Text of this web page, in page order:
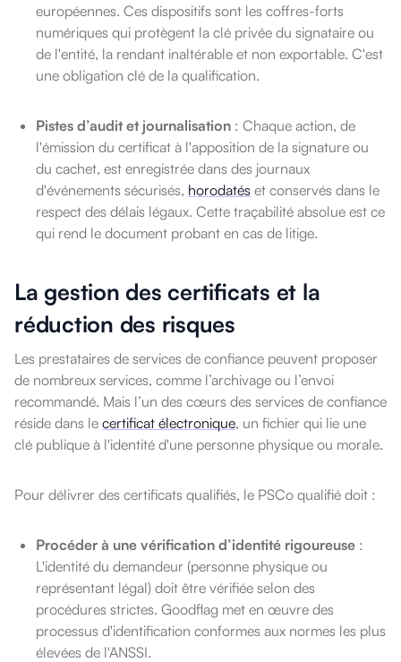
européennes. Ces dispositifs sont les coffres-forts
numériques qui protègent la clé privée du signataire ou
de l'entité, la rendant inaltérable et non exportable. C'est
une obligation clé de la qualification.
Pistes d’audit et journalisation : Chaque action, de
l'émission du certificat à l'apposition de la signature ou
du cachet, est enregistrée dans des journaux
d'événements sécurisés, horodatés et conservés dans le
respect des délais légaux. Cette traçabilité absolue est ce
qui rend le document probant en cas de litige.
La gestion des certificats et la
réduction des risques
Les prestataires de services de confiance peuvent proposer
de nombreux services, comme l’archivage ou l’envoi
recommandé. Mais l’un des cœurs des services de confiance
réside dans le certificat électronique, un fichier qui lie une
clé publique à l'identité d'une personne physique ou morale.
Pour délivrer des certificats qualifiés, le PSCo qualifié doit :
Procéder à une vérification d’identité rigoureuse :
L'identité du demandeur (personne physique ou
représentant légal) doit être vérifiée selon des
procédures strictes. Goodflag met en œuvre des
processus d'identification conformes aux normes les plus
élevées de l'ANSSI.